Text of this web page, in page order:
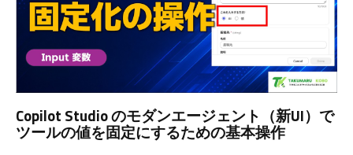
Copilot Studio のモダンエージェント（新UI）で
ツールの値を固定にするための基本操作